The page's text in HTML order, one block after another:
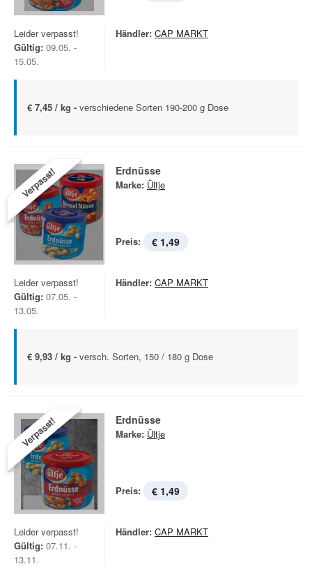
Leider verpasst!
Gültig: 09.05. -
15.05.
Händler: CAP MARKT
€ 7,45 / kg - verschiedene Sorten 190-200 g Dose
Verpasst! Erdnüsse
Marke: Ültje
Preis: € 1,49
Leider verpasst!
Gültig: 07.05. -
13.05.
Händler: CAP MARKT
€ 9,93 / kg - versch. Sorten, 150 / 180 g Dose
Verpasst! Erdnüsse
Marke: Ültje
Preis: € 1,49
Leider verpasst!
Gültig: 07.11. -
13.11.
Händler: CAP MARKT